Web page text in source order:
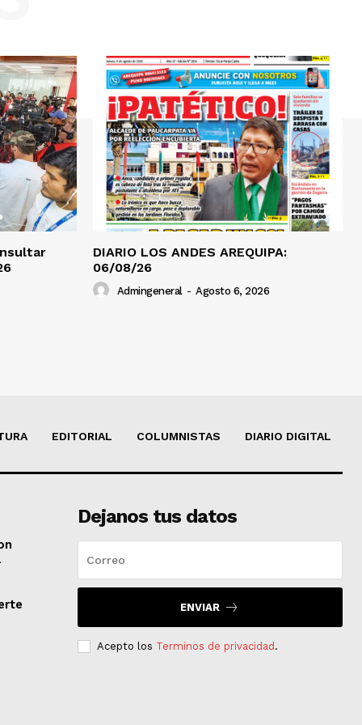
DIARIO LOS ANDES AREQUIPA:
06/08/26
Admingeneral - Agosto 6, 2026
EDITORIAL COLUMNISTAS DIARIO DIGITAL
Dejanos tus datos
ENVIAR
Acepto los Terminos de privacidad.